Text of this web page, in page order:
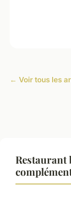
← Voir tous les